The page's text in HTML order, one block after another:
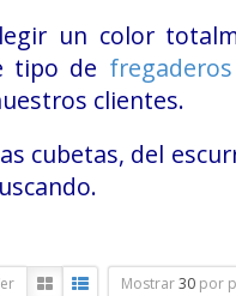
un color
tipo de
clientes.
cubetas, del
Mostrar 30 por